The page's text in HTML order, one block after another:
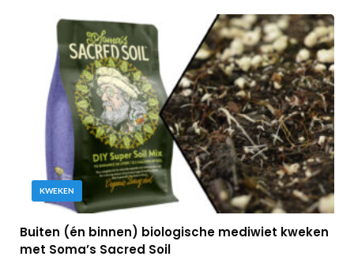
KWEKEN
Buiten (én binnen) biologische mediwiet kweken
met Soma’s Sacred Soil